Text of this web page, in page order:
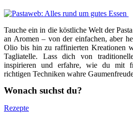
Tauche ein in die köstliche Welt der
an Aromen – von der einfachen, aber
Olio bis hin zu raffinierten Kreationen
Tagliatelle. Lass dich von
inspirieren und erfahre, wie du mit
richtigen Techniken wahre
Wonach suchst du?
Rezepte